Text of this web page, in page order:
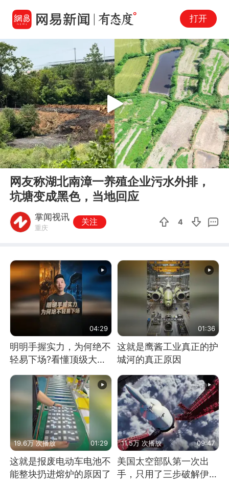
打开
00:00 00:34
Play
网友称湖北南漳一养殖企业污水外排，
坑塘变成黑色，当地回应
掌闻视讯
重庆
关注 4
04:29
明明手握实力，为何绝不
轻易下场?看懂顶级大国
谋略
01:36
这就是鹰酱工业真正的护
城河的真正原因
19.6万 次播放 01:29
这就是报废电动车电池不
能整块扔进熔炉的原因了
11.5万 次播放 09:47
美国太空部队第一次出
手，只用了三步破解伊朗